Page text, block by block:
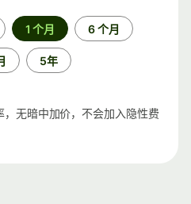
1 个月 6 个月
5年
无暗中加价，不会加入隐性费